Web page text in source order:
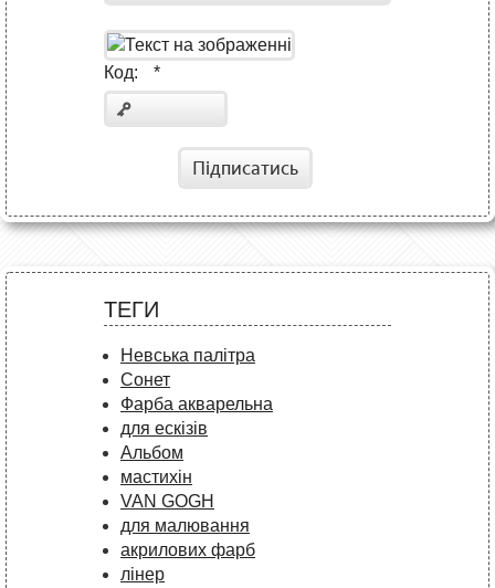
Код: *
Підписатись
ТЕГИ
Невська палітра
Сонет
Фарба акварельна
для ескізів
Альбом
мастихін
VAN GOGH
для малювання
акрилових фарб
лінер